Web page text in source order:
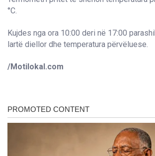
°C.
Kujdes nga ora 10:00 deri në 17:00
lartë diellor dhe temperatura përvëluese.
/Motilokal.com